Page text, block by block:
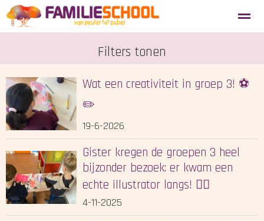
Aanmelden nieuwe leerlingen Blosse
Home
Filters tonen
Wat een creativiteit in groep 3! ⚽️
✏️
19-6-2026
Gister kregen de groepen 3 heel
bijzonder bezoek: er kwam een
echte illustrator langs! ✍🏻
4-11-2025